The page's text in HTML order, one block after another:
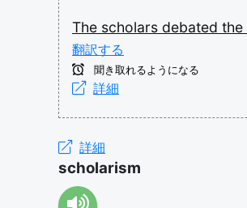
The scholars debated the
翻訳する
聞き取れるようになる
詳細
詳細
scholarism